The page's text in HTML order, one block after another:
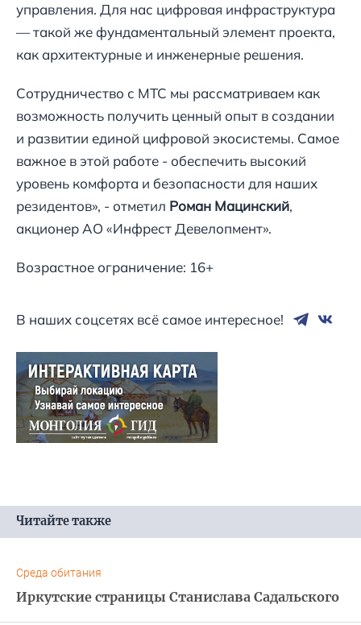
управления. Для нас цифровая инфраструктура
— такой же фундаментальный элемент проекта,
как архитектурные и инженерные решения.
Сотрудничество с МТС мы рассматриваем как
возможность получить ценный опыт в создании
и развитии единой цифровой экосистемы. Самое
важное в этой работе - обеспечить высокий
уровень комфорта и безопасности для наших
резидентов», - отметил Роман Мацинский,
акционер АО «Инфрест Девелопмент».
Возрастное ограничение: 16+
В наших соцсетях всё самое интересное!
Читайте также
Среда обитания
Иркутские страницы Станислава Садальского